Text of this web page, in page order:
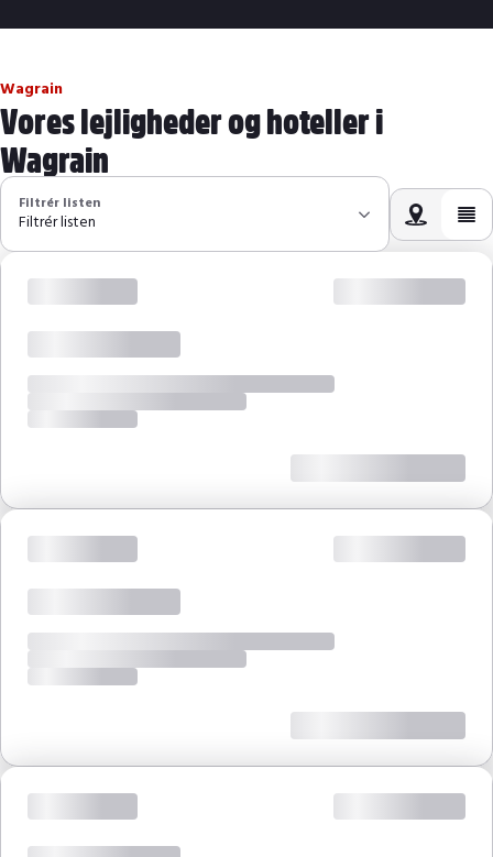
Wagrain
Vores lejligheder og hoteller i
Wagrain
Filtrér listen
Filtrér listen